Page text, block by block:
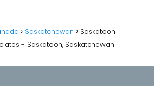
Saskatchewan
Saskatoon
- Saskatoon, Saskatchewan